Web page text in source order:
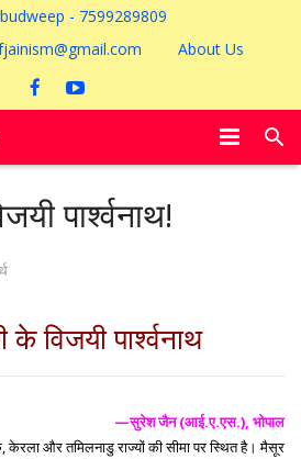
- 7599289809
About Us
पार्श्वनाथ!
विजयी पार्श्वनाथ
—सुरेश जैन (आई.ए.एस.), भोपाल
केरला और तमिलनाडु राज्यों की सीमा पर स्थित है। मैसूर